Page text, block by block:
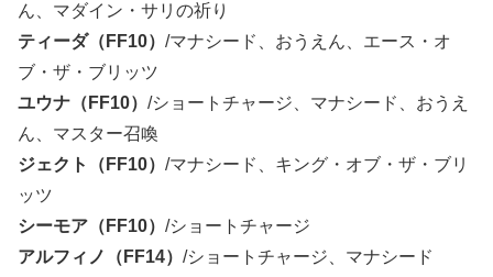
ん、マダイン・サリの祈り
ティーダ（FF10） /マナシード、おうえん、エース・オ
ブ・ザ・ブリッツ
ユウナ（FF10） /ショートチャージ、マナシード、おうえ
ん、マスター召喚
ジェクト（FF10） /マナシード、キング・オブ・ザ・ブリ
ッツ
シーモア（FF10） /ショートチャージ
アルフィノ（FF14） /ショートチャージ、マナシード